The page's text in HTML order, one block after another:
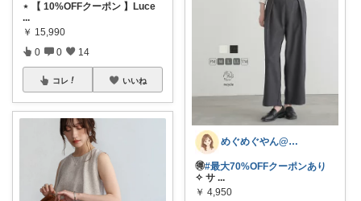
⋆ 【 10%OFFクーポン 】Luce
...
￥ 15,990
0 0 14
コレ いいね
めぐめぐやん@2児ママ×ゆるっと暮らし
🉐#最大70%OFFクーポンあり
✧ サ ...
￥ 4,950